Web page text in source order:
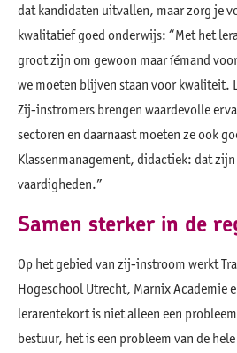
dat kandidaten uitvallen, maar zorg je
kwalitatief goed onderwijs: “Met het
groot zijn om gewoon maar íémand
we moeten blijven staan voor kwaliteit.
Zij-instromers brengen waardevolle
sectoren en daarnaast moeten ze ook
Klassenmanagement, didactiek: dat
vaardigheden.”
Samen sterker in de
Op het gebied van zij-instroom werkt
Hogeschool Utrecht, Marnix Academie
lerarentekort is niet alleen een
bestuur, het is een probleem van de